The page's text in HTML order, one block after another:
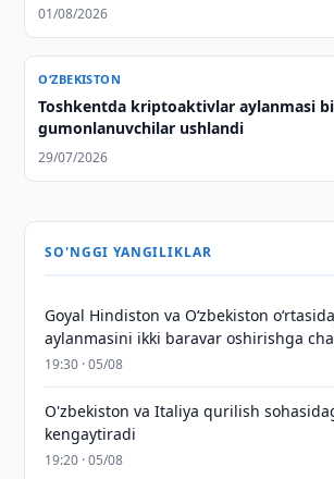
01/08/2026
O‘ZBEKISTON
Toshkentda kriptoaktivlar aylanmasi
gumonlanuvchilar ushlandi
29/07/2026
SO'NGGI YANGILIKLAR
Goyal Hindiston va Oʻzbekiston
aylanmasini ikki baravar oshirishga
19:30 · 05/08
O'zbekiston va Italiya qurilish
kengaytiradi
19:20 · 05/08